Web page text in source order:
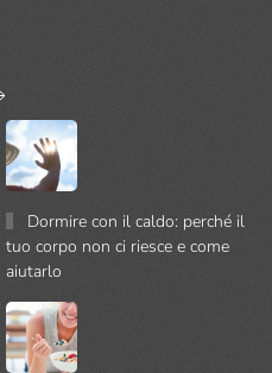
Dormire con il caldo: perché il
tuo corpo non ci riesce e come
aiutarlo